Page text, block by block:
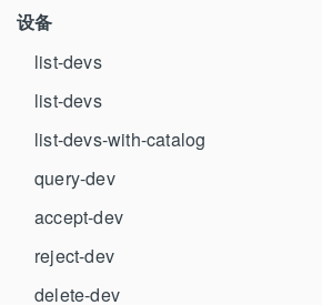
设备
list-devs
list-devs
list-devs-with-catalog
query-dev
accept-dev
reject-dev
delete-dev